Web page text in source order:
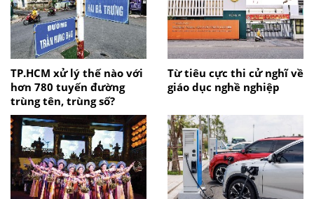
TP.HCM xử lý thế nào với
hơn 780 tuyến đường
trùng tên, trùng số?
Từ tiêu cực thi cử nghĩ về
giáo dục nghề nghiệp